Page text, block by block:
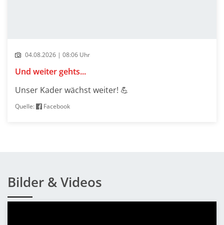
04.08.2026 | 08:06 Uhr
Und weiter gehts...
Unser Kader wächst weiter! 💪
Quelle: Facebook
Bilder & Videos